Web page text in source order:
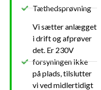
Tæthedsprøvning
Vi sætter anlægget
i drift og afprøver
det. Er 230V
forsyningen ikke
på plads, tilslutter
vi ved midlertidigt